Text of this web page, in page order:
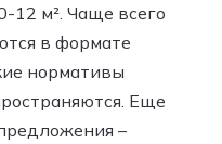
12 м². Чаще всего
в формате
нормативы
Еще
–